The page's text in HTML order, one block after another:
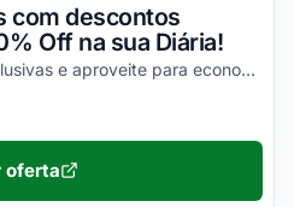
com descontos
Off na sua Diária!
Desfrute de vantagens exclusivas e aproveite para economizar agora mesmo!
oferta